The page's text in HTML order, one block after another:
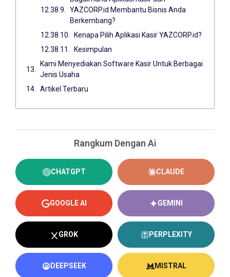
YAZCORP.id Membantu Bisnis Anda
Berkembang?
Kenapa Pilih Aplikasi Kasir YAZCORP.id?
Kesimpulan
Kami Menyediakan Software Kasir Untuk Berbagai
Jenis Usaha
Artikel Terbaru
Rangkum Dengan Ai
CHATGPT CLAUDE
GOOGLE AI GEMINI
GROK PERPLEXITY
DEEPSEEK MISTRAL